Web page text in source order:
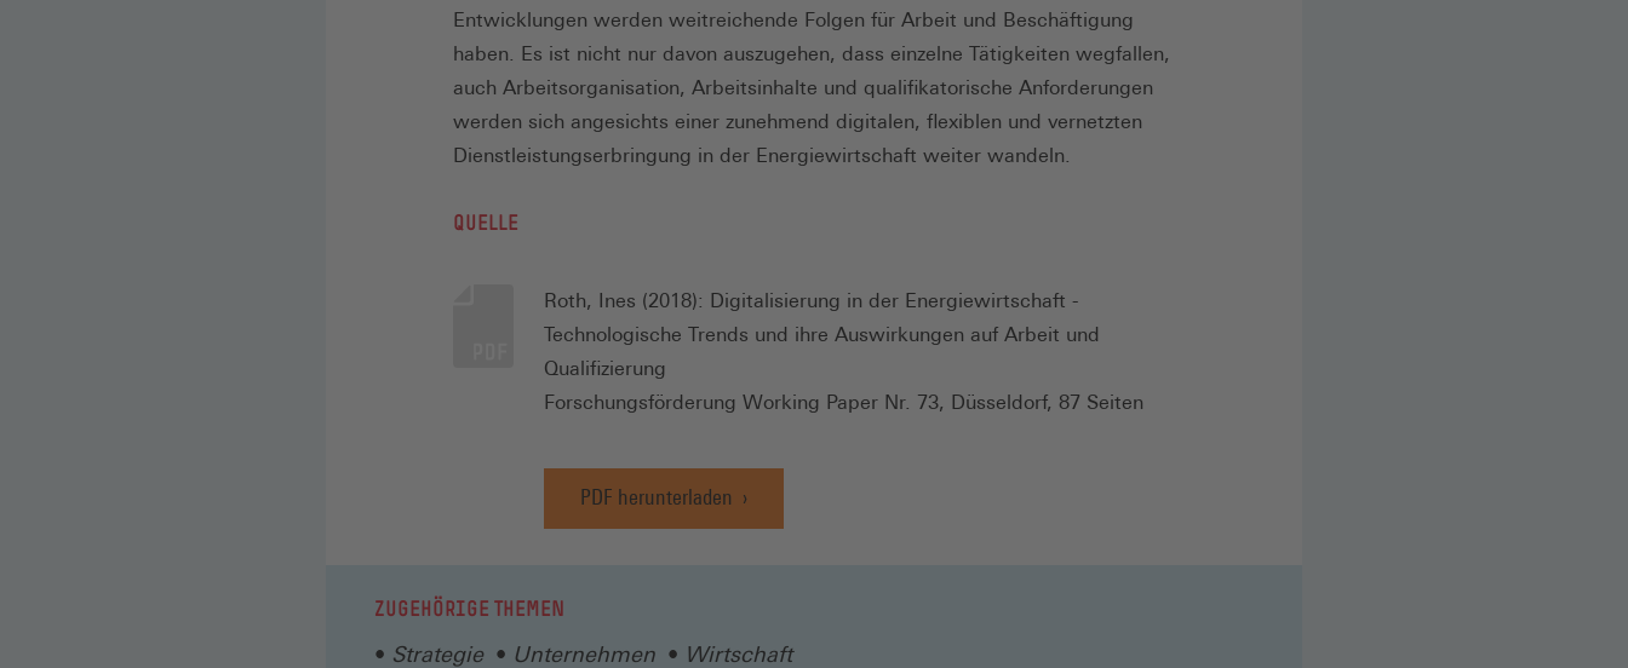
Entwicklungen werden weitreichende Folgen für Arbeit und Beschäftigung
haben. Es ist nicht nur davon auszugehen, dass einzelne Tätigkeiten wegfallen,
auch Arbeitsorganisation, Arbeitsinhalte und qualifikatorische Anforderungen
werden sich angesichts einer zunehmend digitalen, flexiblen und vernetzten
Dienstleistungserbringung in der Energiewirtschaft weiter wandeln.
QUELLE
Roth, Ines (2018): Digitalisierung in der Energiewirtschaft -
Technologische Trends und ihre Auswirkungen auf Arbeit und
Qualifizierung
Forschungsförderung Working Paper Nr. 73, Düsseldorf, 87 Seiten
PDF herunterladen
ZUGEHÖRIGE THEMEN
Strategie Unternehmen Wirtschaft